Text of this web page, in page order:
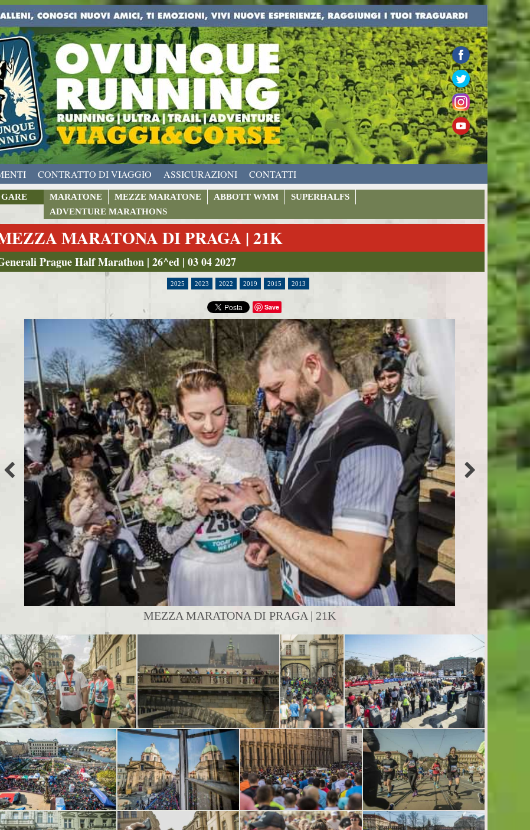
CONTRATTO DI VIAGGIO ASSICURAZIONI CONTATTI
GARE MARATONE MEZZE MARATONE ABBOTT WMM
SUPERHALFS
ADVENTURE MARATHONS
MARATONA DI PRAGA | 21K
Prague Half Marathon | 26^ed | 03 04 2027
2025 2023 2022 2019 2015 2013
Save
MEZZA MARATONA DI PRAGA | 21K